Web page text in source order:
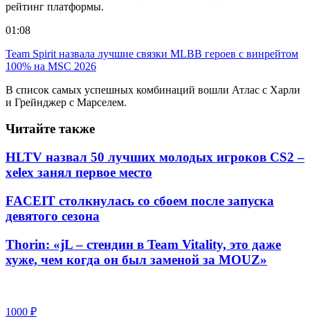
рейтинг платформы.
01:08
Team Spirit назвала лучшие связки MLBB героев с винрейтом
100% на MSC 2026
В список самых успешных комбинаций вошли Атлас с Харли
и Грейнджер с Марселем.
Читайте также
HLTV назвал 50 лучших молодых игроков CS2 –
xelex занял первое место
FACEIT столкнулась со сбоем после запуска
девятого сезона
Thorin: «jL – стендин в Team Vitality, это даже
хуже, чем когда он был заменой за MOUZ»
1000 ₽